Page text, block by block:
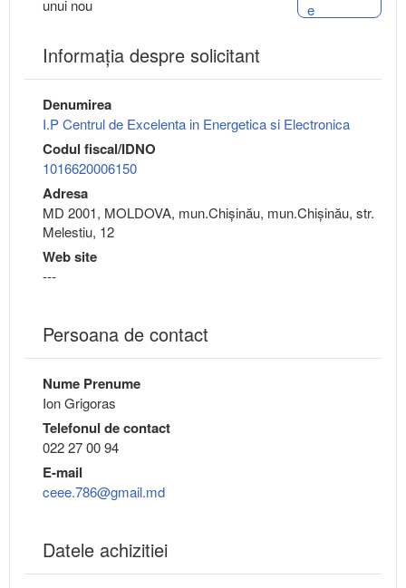
unui nou e
Informaţia despre solicitant
Denumirea
I.P Centrul de Excelenta in Energetica si Electronica
Codul fiscal/IDNO
1016620006150
Adresa
MD 2001, MOLDOVA, mun.Chişinău, mun.Chişinău, str.
Melestiu, 12
Web site
---
Persoana de contact
Nume Prenume
Ion Grigoras
Telefonul de contact
022 27 00 94
E-mail
ceee.786@gmail.md
Datele achizitiei